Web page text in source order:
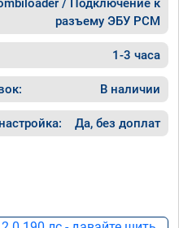
разъему ЭБУ PCM
1-3 часа
В наличии
Да, без доплат